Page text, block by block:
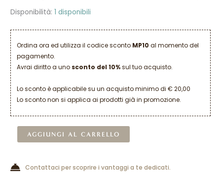
Disponibilità: 1 disponibili
Ordina ora ed utilizza il codice sconto MP10al momento del
pagamento.
Avrai diritto a uno sconto del 10%sul tuo acquisto.
Lo sconto è applicabile su un acquisto minimo di € 20,00
Lo sconto non si applica ai prodotti già in promozione.
AGGIUNGI AL CARRELLO
Contattaci per scoprire i vantaggi a te dedicati.